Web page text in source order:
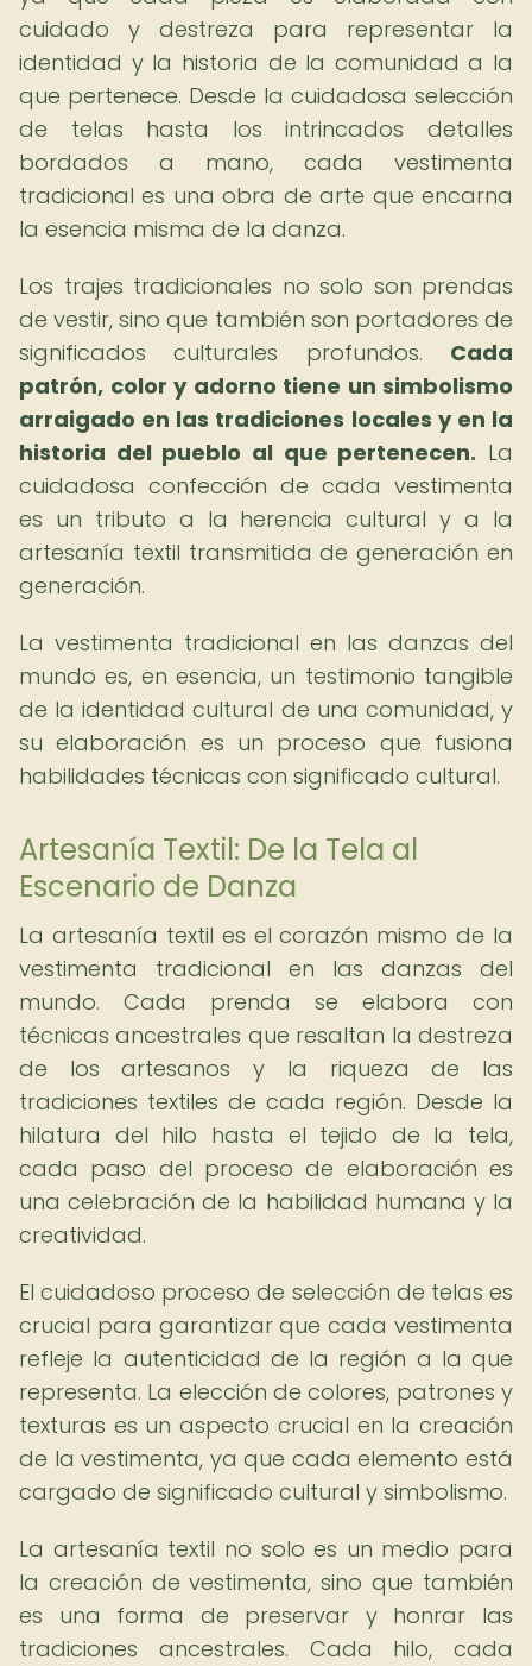
cuidado y destreza para representar la
identidad y la historia de la comunidad a la
que pertenece. Desde la cuidadosa selección
de telas hasta los intrincados detalles
bordados a mano, cada vestimenta
tradicional es una obra de arte que encarna
la esencia misma de la danza.
Los trajes tradicionales no solo son prendas
de vestir, sino que también son portadores de
significados culturales profundos. Cada
patrón, color y adorno tiene un simbolismo
arraigado en las tradiciones locales y en la
historia del pueblo al que pertenecen. La
cuidadosa confección de cada vestimenta
es un tributo a la herencia cultural y a la
artesanía textil transmitida de generación en
generación.
La vestimenta tradicional en las danzas del
mundo es, en esencia, un testimonio tangible
de la identidad cultural de una comunidad, y
su elaboración es un proceso que fusiona
habilidades técnicas con significado cultural.
Artesanía Textil: De la Tela al
Escenario de Danza
La artesanía textil es el corazón mismo de la
vestimenta tradicional en las danzas del
mundo. Cada prenda se elabora con
técnicas ancestrales que resaltan la destreza
de los artesanos y la riqueza de las
tradiciones textiles de cada región. Desde la
hilatura del hilo hasta el tejido de la tela,
cada paso del proceso de elaboración es
una celebración de la habilidad humana y la
creatividad.
El cuidadoso proceso de selección de telas es
crucial para garantizar que cada vestimenta
refleje la autenticidad de la región a la que
representa. La elección de colores, patrones y
texturas es un aspecto crucial en la creación
de la vestimenta, ya que cada elemento está
cargado de significado cultural y simbolismo.
La artesanía textil no solo es un medio para
la creación de vestimenta, sino que también
es una forma de preservar y honrar las
tradiciones ancestrales. Cada hilo, cada